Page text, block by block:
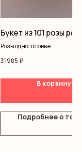
Букет из 101 розы
Розы одноголовые
31 985 ₽
В корзину
Подробнее о